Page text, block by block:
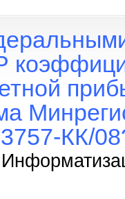
КК/